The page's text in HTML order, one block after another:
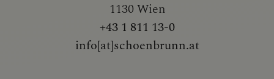
1130 Wien
+43 1 811 13-0
info[at]schoenbrunn.at